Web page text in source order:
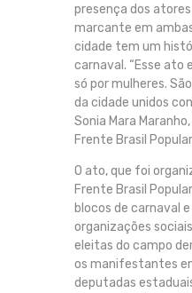
presença dos
marcante em
cidade tem um
carnaval. “Esse ato
só por mulheres.
da cidade unidos
Sonia Mara
Frente Brasil
O ato, que foi
Frente Brasil
blocos de carnaval
organizações
eleitas do campo
os manifestantes
deputadas